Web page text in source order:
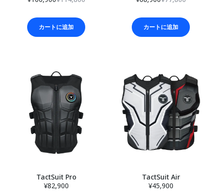
カートに追加 カートに追加
TactSuit Pro
¥82,900
TactSuit Air
¥45,900